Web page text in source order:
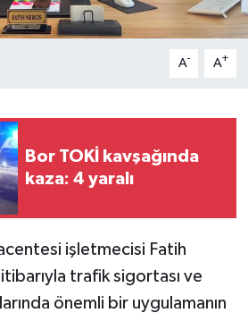
A- A+
Bor TOKİ kavşağında
kaza: 4 yaralı
işletmecisi Fatih
trafik sigortası ve
önemli bir uygulamanın